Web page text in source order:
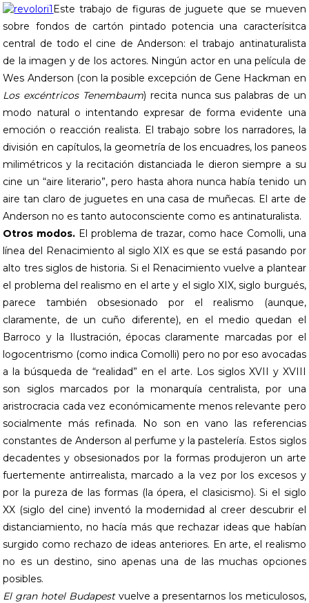
Este trabajo de figuras de juguete que se mueven
sobre fondos de cartón pintado potencia una caracterísitca
central de todo el cine de Anderson: el trabajo antinaturalista
de la imagen y de los actores. Ningún actor en una película de
Wes Anderson (con la posible excepción de Gene Hackman en
Los excéntricos Tenembaum) recita nunca sus palabras de un
modo natural o intentando expresar de forma evidente una
emoción o reacción realista. El trabajo sobre los narradores, la
división en capítulos, la geometría de los encuadres, los paneos
milimétricos y la recitación distanciada le dieron siempre a su
cine un “aire literario”, pero hasta ahora nunca había tenido un
aire tan claro de juguetes en una casa de muñecas. El arte de
Anderson no es tanto autoconsciente como es antinaturalista.
Otros modos. El problema de trazar, como hace Comolli, una
línea del Renacimiento al siglo XIX es que se está pasando por
alto tres siglos de historia. Si el Renacimiento vuelve a plantear
el problema del realismo en el arte y el siglo XIX, siglo burgués,
parece también obsesionado por el realismo (aunque,
claramente, de un cuño diferente), en el medio quedan el
Barroco y la Ilustración, épocas claramente marcadas por el
logocentrismo (como indica Comolli) pero no por eso avocadas
a la búsqueda de “realidad” en el arte. Los siglos XVII y XVIII
son siglos marcados por la monarquía centralista, por una
aristrocracia cada vez económicamente menos relevante pero
socialmente más refinada. No son en vano las referencias
constantes de Anderson al perfume y la pastelería. Estos siglos
decadentes y obsesionados por la formas produjeron un arte
fuertemente antirrealista, marcado a la vez por los excesos y
por la pureza de las formas (la ópera, el clasicismo). Si el siglo
XX (siglo del cine) inventó la modernidad al creer descubrir el
distanciamiento, no hacía más que rechazar ideas que habían
surgido como rechazo de ideas anteriores. En arte, el realismo
no es un destino, sino apenas una de las muchas opciones
posibles.
El gran hotel Budapestvuelve a presentarnos los meticulosos,